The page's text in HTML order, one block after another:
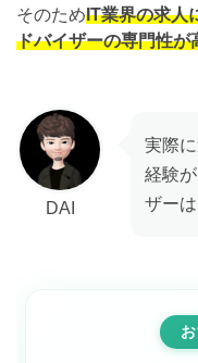
そのためIT業界の求人
ドバイザーの専門性が
DAI
実際
経験
ザー